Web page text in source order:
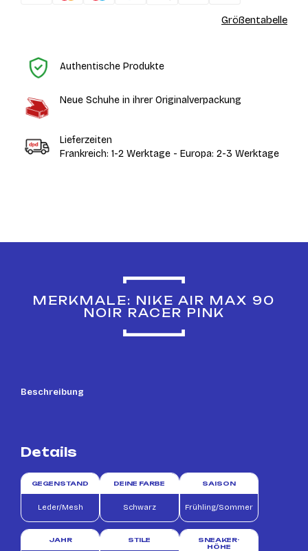
Größentabelle
Authentische Produkte
Neue Schuhe in ihrer Originalverpackung
Lieferzeiten
Frankreich: 1-2 Werktage - Europa: 2-3 Werktage
MERKMALE: NIKE AIR MAX 90
NOIR RACER PINK
Beschreibung
Details
GEGENSTAND
Leder/Mesh
DEINE FARBE
Schwarz
SAISON
Frühling/Sommer
JAHR STILE
SNEAKER-
HÖHE